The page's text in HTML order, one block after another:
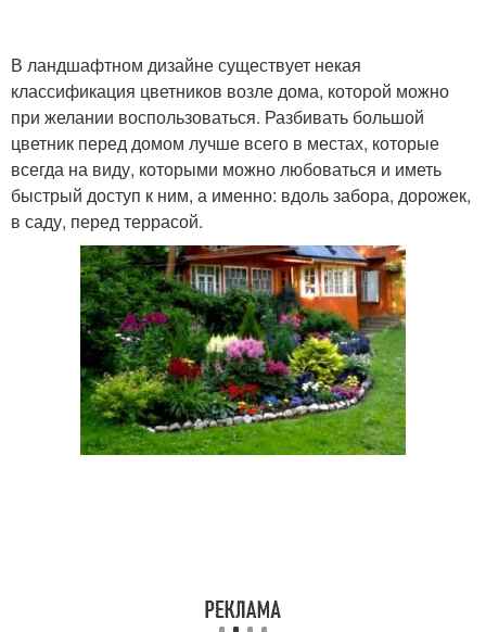
В ландшафтном дизайне существует некая
классификация цветников возле дома, которой можно
при желании воспользоваться. Разбивать большой
цветник перед домом лучше всего в местах, которые
всегда на виду, которыми можно любоваться и иметь
быстрый доступ к ним, а именно: вдоль забора, дорожек,
в саду, перед террасой.